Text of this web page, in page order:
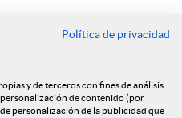
en
Política de privacidad
y de terceros con fines de análisis
de contenido (por
personalización de la publicidad que